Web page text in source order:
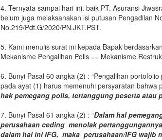
4. Ternyata sampai hari ini, baik PT. Asuransi
belum juga melaksanakan isi putusan Pengadilan
No.219/Pdt.G/2020/PN.JKT.PST.
5. Kami menulis surat ini kepada Bapak
Mekanisme Pengalihan Polis == Mekanisme
6. Bunyi Pasal 60 angka (2) : “Pengalihan
pada ayat (1) harus memenuhi persyaratan bahwa
hak pemegang polis, tertanggung peserta atau
7. Bunyi Pasal 61 angka (2) : “Dalam hal
perusahaan ceding menolak
dalam hal ini IFG, maka perusahaan/IFG wajib